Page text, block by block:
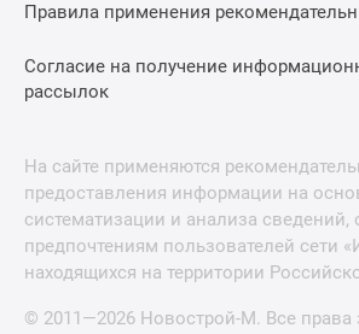
Правила применения
Согласие на получение
рассылок
На сайте применяются
предоставления информации на
систематизации и анализа сведений,
предпочтениям пользователей сети
находящихся на территории
© 2011—2026 Новострой-М. Все